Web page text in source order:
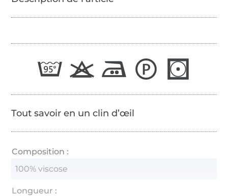
Tout savoir en un clin d’œil
Composition :
100% viscose
Longueur :